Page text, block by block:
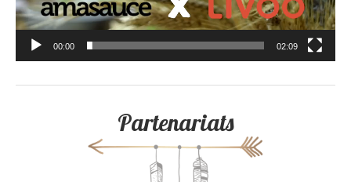
00:00 02:09
Partenariats